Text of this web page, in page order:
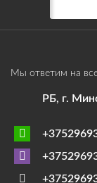
Мы ответим на
РБ, г.